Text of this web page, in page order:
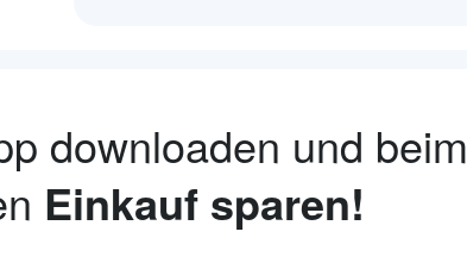
downloaden und beim
Einkauf sparen!